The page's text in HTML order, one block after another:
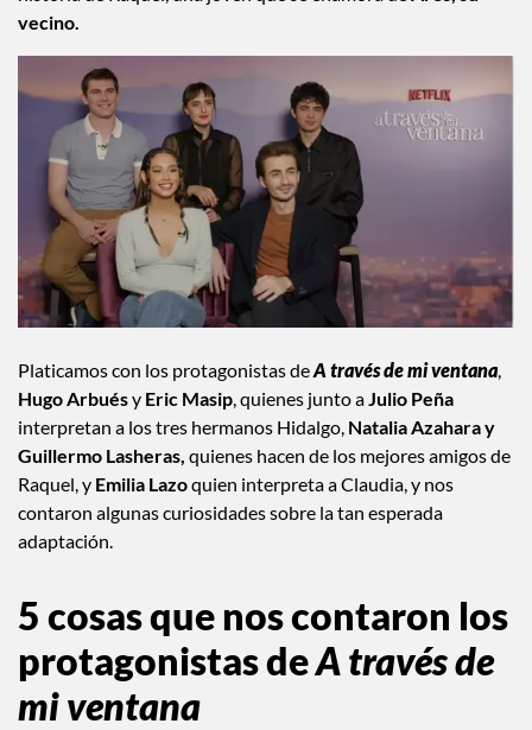
vecino.
Platicamos con los protagonistas deA través de mi ventana
Hugo Arbuésy Eric Masip , quienes junto a Julio Peña
interpretan a los tres hermanos Hidalgo, Natalia Azahara y
Guillermo Lasheras, quienes hacen de los mejores amigos de
Raquel, y Emilia Lazoquien interpreta a Claudia, y nos
contaron algunas curiosidades sobre la tan esperada
adaptación.
5 cosas que nos contaron los
protagonistas deA través de
mi ventana